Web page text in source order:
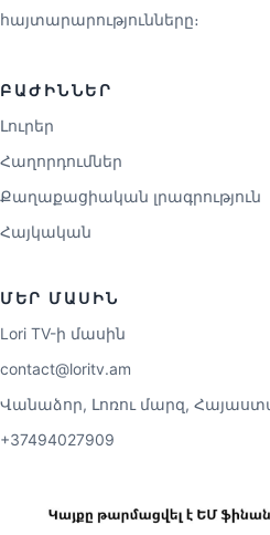
հայտարարությունները։
ԲԱԺԻՆՆԵՐ
Լուրեր
Հաղորդումներ
Քաղաքացիական լրագրություն
Հայկական
ՄԵՐ ՄԱՍԻՆ
Lori TV-ի մասին
contact@loritv.am
Վանաձոր, Լոռու մարզ,
+37494027909